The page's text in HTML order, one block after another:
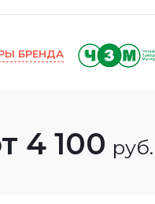
БРЕНДА
4 100 руб.